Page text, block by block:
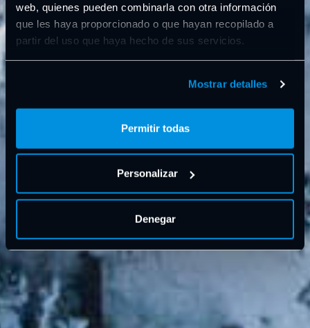
web, quienes pueden combinarla con otra información
que les haya proporcionado o que hayan recopilado a
partir del uso que haya hecho de sus servicios.
Mostrar detalles
Permitir todas
Personalizar
Denegar